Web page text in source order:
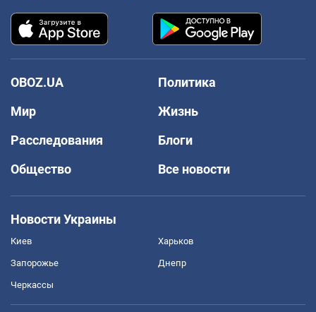
OBOZ.UA
Политика
Мир
Жизнь
Расследования
Блоги
Общество
Все новости
Новости Украины
Киев Харьков
Запорожье Днепр
Черкассы